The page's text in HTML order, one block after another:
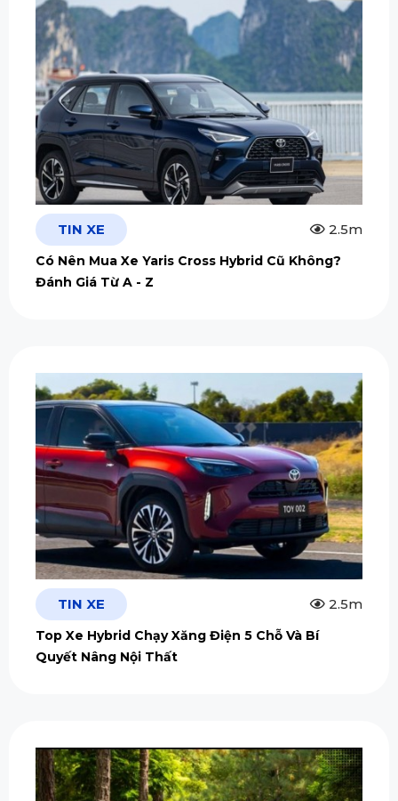
TIN XE 2.5m
Có Nên Mua Xe Yaris Cross Hybrid Cũ Không?
Đánh Giá Từ A - Z
TIN XE 2.5m
Top Xe Hybrid Chạy Xăng Điện 5 Chỗ Và Bí
Quyết Nâng Nội Thất